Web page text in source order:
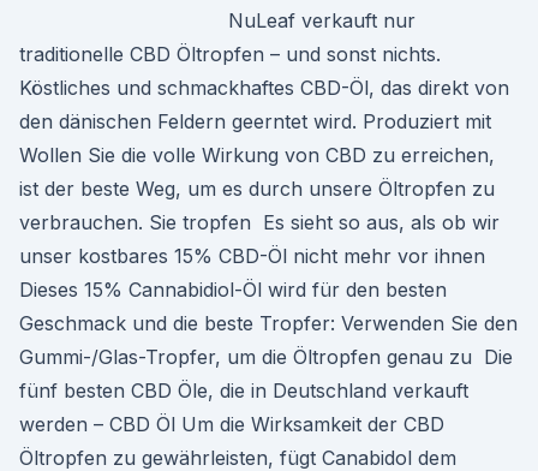
NuLeaf verkauft nur
traditionelle CBD Öltropfen – und sonst nichts.
Köstliches und schmackhaftes CBD-Öl, das direkt von
den dänischen Feldern geerntet wird. Produziert mit
Wollen Sie die volle Wirkung von CBD zu erreichen,
ist der beste Weg, um es durch unsere Öltropfen zu
verbrauchen. Sie tropfen Es sieht so aus, als ob wir
unser kostbares 15% CBD-Öl nicht mehr vor ihnen
Dieses 15% Cannabidiol-Öl wird für den besten
Geschmack und die beste Tropfer: Verwenden Sie den
Gummi-/Glas-Tropfer, um die Öltropfen genau zu Die
fünf besten CBD Öle, die in Deutschland verkauft
werden – CBD Öl Um die Wirksamkeit der CBD
Öltropfen zu gewährleisten, fügt Canabidol dem